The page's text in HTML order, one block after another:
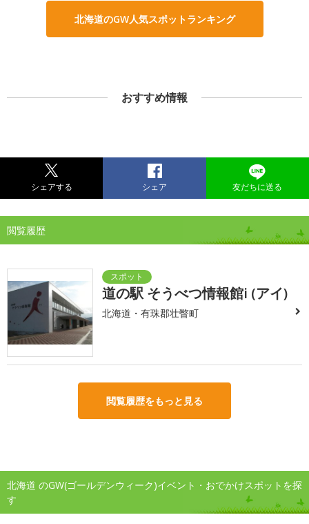
北海道のGW人気スポットランキング
おすすめ情報
シェアする シェア 友だちに送る
閲覧履歴
道の駅 そうべつ情報館i (アイ)
北海道・有珠郡壮瞥町
閲覧履歴をもっと見る
北海道 のGW(ゴールデンウィーク)イベント・おでかけスポットを探
す